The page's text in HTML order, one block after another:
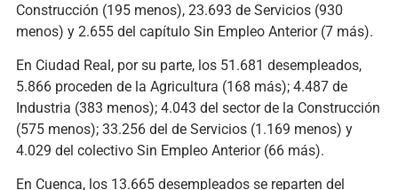
Construcción (195 menos), 23.693 de Servicios (930
menos) y 2.655 del capítulo Sin Empleo Anterior (7 más).
En Ciudad Real, por su parte, los 51.681 desempleados,
5.866 proceden de la Agricultura (168 más); 4.487 de
Industria (383 menos); 4.043 del sector de la Construcción
(575 menos); 33.256 del de Servicios (1.169 menos) y
4.029 del colectivo Sin Empleo Anterior (66 más).
En Cuenca, los 13.665 desempleados se reparten del